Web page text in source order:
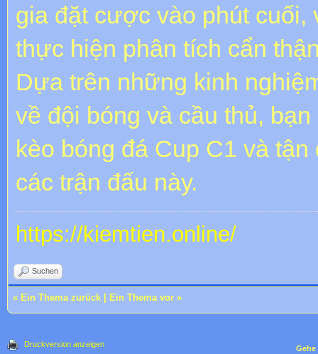
gia đặt cược vào phút cuối,
thực hiện phân tích cẩn
Dựa trên những kinh
về đội bóng và cầu thủ,
kèo bóng đá Cup C1 và
các trận đấu này.
https://kiemtien.online/
Suchen
« Ein Thema zurück Ein Thema vor »
Druckversion anzeigen Gehe